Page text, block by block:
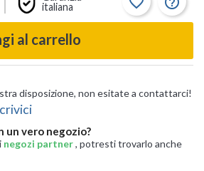
italiana
al carrello
disposizione, non esitate a contattarci!
un vero negozio?
negozi partner, potresti trovarlo anche